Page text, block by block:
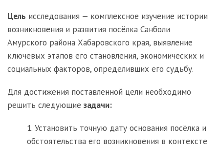
Цель исследования — комплексное изучение истории
возникновения и развития посёлка Санболи
Амурского района Хабаровского края, выявление
ключевых этапов его становления, экономических и
социальных факторов, определивших его судьбу.
Для достижения поставленной цели необходимо
решить следующие задачи:
1. Установить точную дату основания посёлка и
обстоятельства его возникновения в контексте